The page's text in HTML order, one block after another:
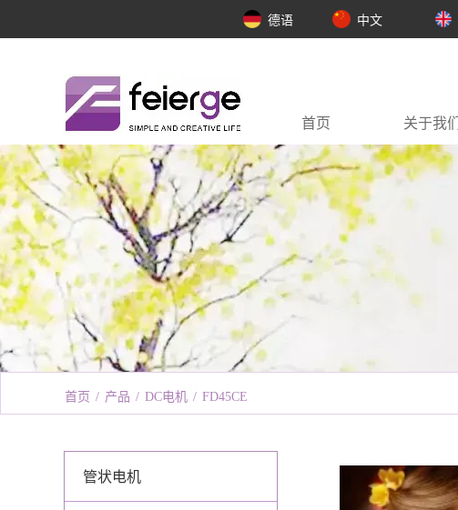
德语 中文
首页 关于我们
首页 / 产品 / DC电机 / FD45CE
管状电机